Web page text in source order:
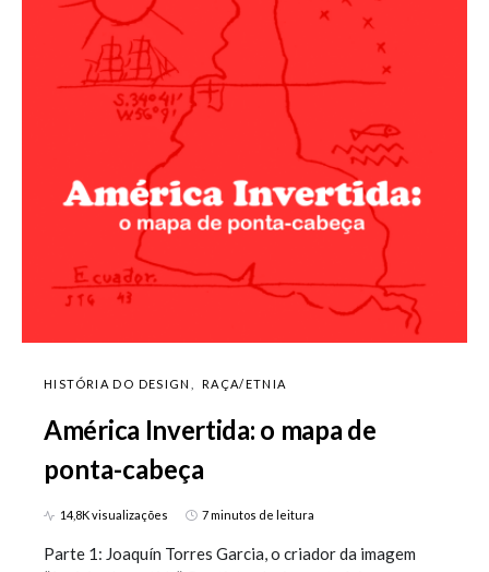
HISTÓRIA DO DESIGN RAÇA/ETNIA
América Invertida: o mapa de
ponta-cabeça
14,8K visualizações 7 minutos de leitura
Parte 1: Joaquín Torres Garcia, o criador da imagem